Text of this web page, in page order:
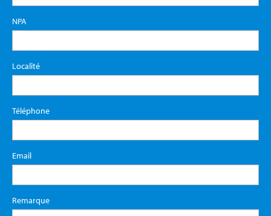
NPA
Localité
Téléphone
Email
Remarque